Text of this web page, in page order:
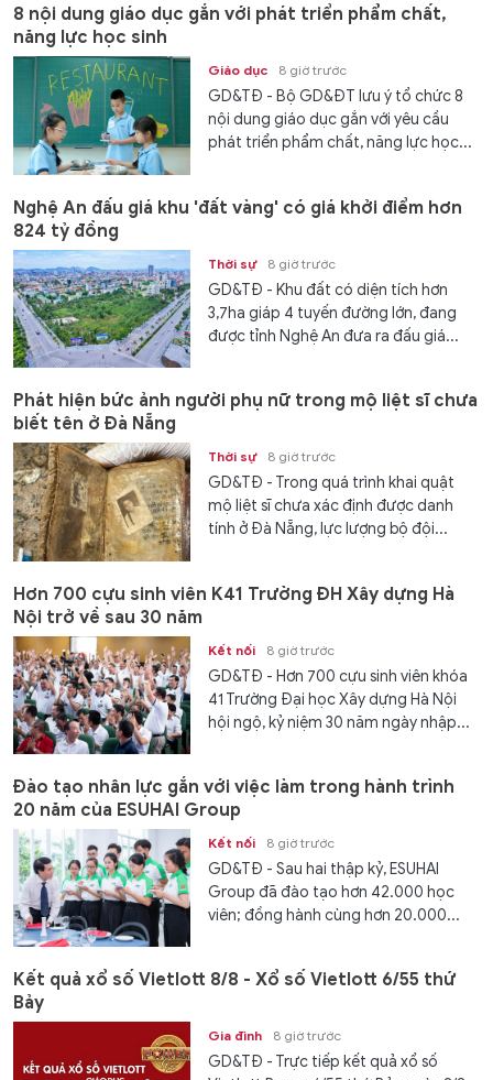
8 nội dung giáo dục gắn với phát triển phẩm chất,
năng lực học sinh
Giáo dục 8 giờ trước
GD&TĐ - Bộ GD&ĐT lưu ý tổ chức 8
nội dung giáo dục gắn với yêu cầu
phát triển phẩm chất, năng lực học...
Nghệ An đấu giá khu 'đất vàng' có giá khởi điểm hơn
824 tỷ đồng
Thời sự 8 giờ trước
GD&TĐ - Khu đất có diện tích hơn
3,7ha giáp 4 tuyến đường lớn, đang
được tỉnh Nghệ An đưa ra đấu giá...
Phát hiện bức ảnh người phụ nữ trong mộ liệt sĩ chưa
biết tên ở Đà Nẵng
Thời sự 8 giờ trước
GD&TĐ - Trong quá trình khai quật
mộ liệt sĩ chưa xác định được danh
tính ở Đà Nẵng, lực lượng bộ đội...
Hơn 700 cựu sinh viên K41 Trường ĐH Xây dựng Hà
Nội trở về sau 30 năm
Kết nối 8 giờ trước
GD&TĐ - Hơn 700 cựu sinh viên khóa
41 Trường Đại học Xây dựng Hà Nội
hội ngộ, kỷ niệm 30 năm ngày nhập...
Đào tạo nhân lực gắn với việc làm trong hành trình
20 năm của ESUHAI Group
Kết nối 8 giờ trước
GD&TĐ - Sau hai thập kỷ, ESUHAI
Group đã đào tạo hơn 42.000 học
viên; đồng hành cùng hơn 20.000...
Kết quả xổ số Vietlott 8/8 - Xổ số Vietlott 6/55 thứ
Bảy
Gia đình 8 giờ trước
GD&TĐ - Trực tiếp kết quả xổ số